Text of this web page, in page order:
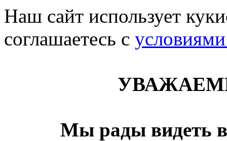
Наш сайт использует
соглашаетесь c
Мы рады видеть